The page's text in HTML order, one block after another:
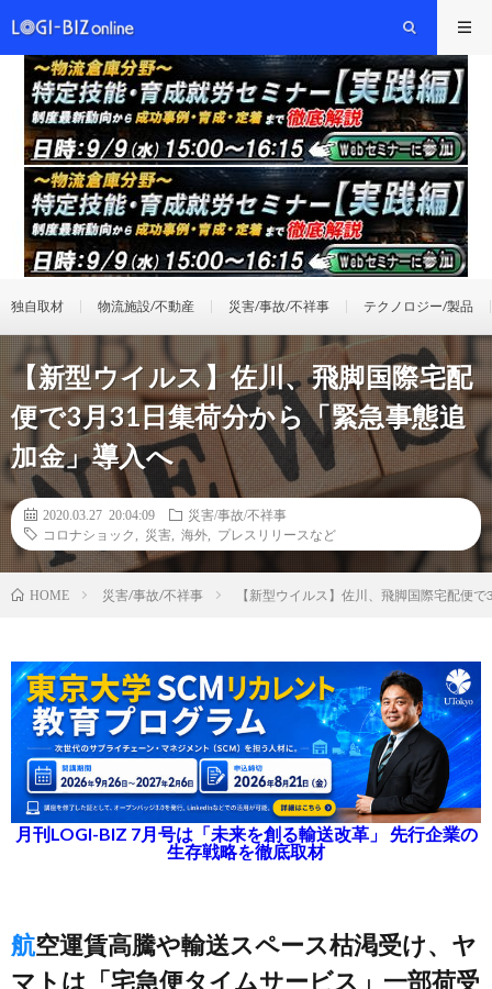
独自取材 物流施設/不動産 災害/事故/不祥事 テクノロジー/製品
【新型ウイルス】佐川、飛脚国際宅配
便で3月31日集荷分から「緊急事態追
加金」導入へ
2020.03.27 20:04:09
災害/事故/不祥事
コロナショック
災害 海外 プレスリリースなど
HOME 災害/事故/不祥事 【新型ウイルス】佐川、飛脚国際宅配便
月刊LOGI-BIZ 7月号は「未来を創る輸送改革」 先行企業の
生存戦略を徹底取材
航空運賃高騰や輸送スペース枯渇受け、ヤ
マトは「宅急便タイムサービス」一部荷受